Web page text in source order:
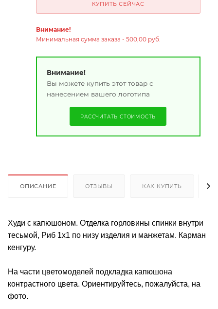
КУПИТЬ СЕЙЧАС
Внимание!
Минимальная сумма заказа - 500,00 руб.
Внимание!
Вы можете купить этот товар с
нанесением вашего логотипа
РАССЧИТАТЬ СТОИМОСТЬ
ОПИСАНИЕ ОТЗЫВЫ КАК КУПИТЬ
Худи с капюшоном. Отделка горловины спинки внутри
тесьмой, Риб 1х1 по низу изделия и манжетам. Карман
кенгуру.
На части цветомоделей подкладка капюшона
контрастного цвета. Ориентируйтесь, пожалуйста, на
фото.